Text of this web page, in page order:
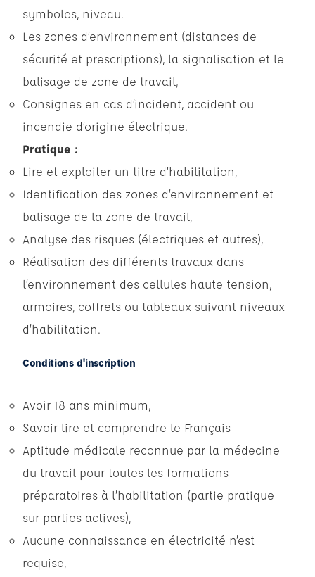
symboles, niveau.
Les zones d’environnement (distances de
sécurité et prescriptions), la signalisation et le
balisage de zone de travail,
Consignes en cas d’incident, accident ou
incendie d’origine électrique.
Pratique :
Lire et exploiter un titre d’habilitation,
Identification des zones d’environnement et
balisage de la zone de travail,
Analyse des risques (électriques et autres),
Réalisation des différents travaux dans
l’environnement des cellules haute tension,
armoires, coffrets ou tableaux suivant niveaux
d’habilitation.
Conditions d'inscription
Avoir 18 ans minimum,
Savoir lire et comprendre le Français
Aptitude médicale reconnue par la médecine
du travail pour toutes les formations
préparatoires à l’habilitation (partie pratique
sur parties actives),
Aucune connaissance en électricité n’est
requise,